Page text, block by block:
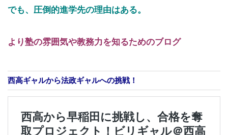
でも、圧倒的進学先の理由はある。
より塾の雰囲気や教務力を知るためのブログ
西高ギャルから法政ギャルへの挑戦！